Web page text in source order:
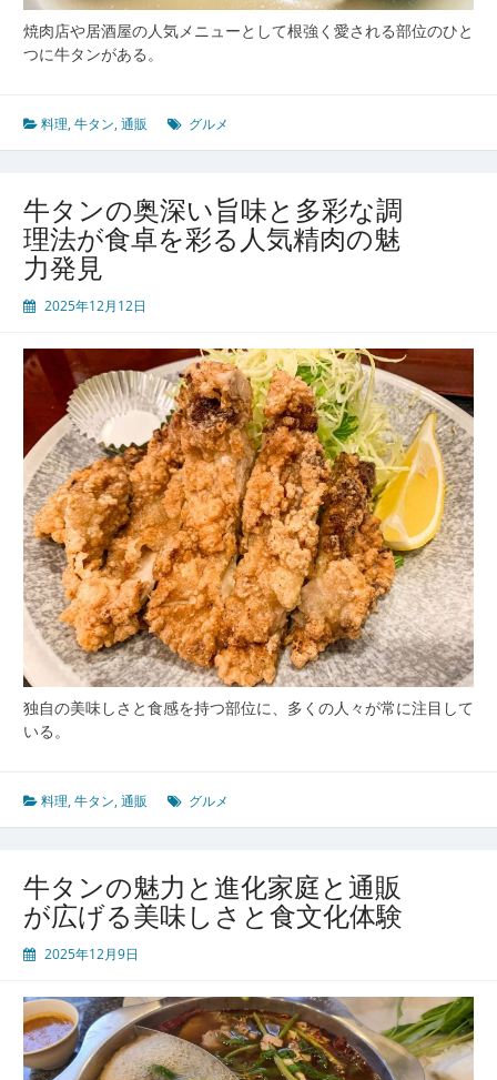
情
焼肉店や居酒屋の人気メニューとして根強く愛される部位のひと
つに牛タンがある。
料理,牛タン,通販 グルメ
牛タンの奥深い旨味と多彩な調
理法が食卓を彩る人気精肉の魅
力発見
2025年12月12日
独自の美味しさと食感を持つ部位に、多くの人々が常に注目して
いる。
料理,牛タン,通販 グルメ
牛タンの魅力と進化家庭と通販
が広げる美味しさと食文化体験
2025年12月9日